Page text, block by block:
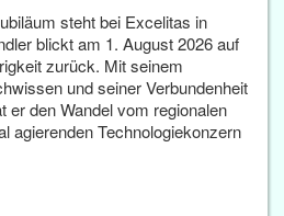
steht bei Excelitas in
blickt am 1. August 2026 auf
zurück. Mit seinem
und seiner Verbundenheit
er den Wandel vom regionalen
agierenden Technologiekonzern